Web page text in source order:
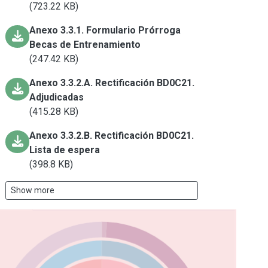
(723.22 KB)
Anexo 3.3.1. Formulario Prórroga
Becas de Entrenamiento
(247.42 KB)
Anexo 3.3.2.A. Rectificación BD0C21.
Adjudicadas
(415.28 KB)
Anexo 3.3.2.B. Rectificación BD0C21.
Lista de espera
(398.8 KB)
Show more